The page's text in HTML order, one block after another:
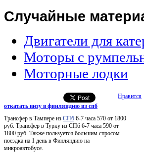
Случайные
Двигатели для
Моторы с
Моторные лодки
Нравится
откатать визу в финляндию из спб
Трансфер в Тампере из СПб 6-7 часа 570 от 1800
руб. Трансфер в Турку из СПб 6-7 часа 590 от
1800 руб. Также пользуется большим спросом
поездка на 1 день в Финляндию на
микроавтобусе.